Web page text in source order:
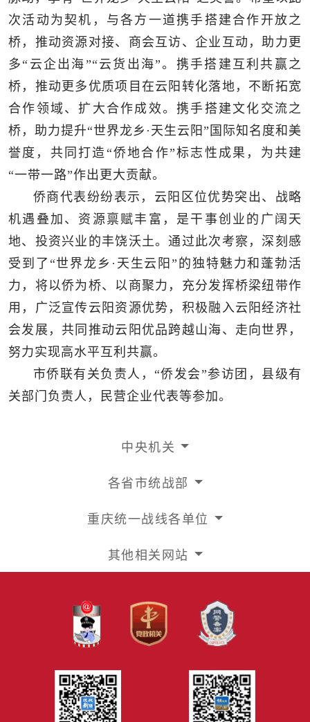
次活动为契机，与各方一道携手搭建合作开放之
桥，推动资源对接、商会互访、企业互动，助力更
多“云企出海”“云货出海”。携手搭建互利共赢之
桥，推动更多优质项目在云阳转化落地，不断拓宽
合作领域、扩大合作成效。携手搭建文化交流之
桥，助力提升“世界龙乡·天生云阳”国际知名度和美
誉度，共同打造“侨地合作”标志性成果，为共建
“一带一路”作出更大贡献。
侨商代表纷纷表示，云阳区位优势突出、战略
机遇叠加、资源禀赋丰富，是干事创业的广阔天
地、投资兴业的丰饶沃土。通过此次考察，深刻感
受到了“世界龙乡·天生云阳”的独特魅力和蓬勃活
力，将以侨为桥、以商聚力，充分发挥桥梁纽带作
用，广泛宣传云阳资源优势，积极融入云阳经济社
会发展，共同推动云阳优品跨越山海、走向世界，
努力实现高水平互利共赢。
市侨联有关负责人，“侨发会”参访团，县级有
关部门负责人，民营企业代表等参加。
中央机关
各省市统战部
重庆统一战线各单位
其他相关网站